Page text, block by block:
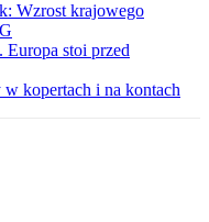
Wzrost krajowego
Europa stoi przed
kopertach i na kontach